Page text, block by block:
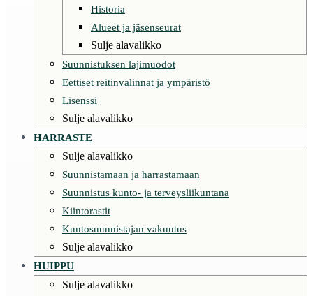
Historia
Alueet ja jäsenseurat
Sulje alavalikko
Suunnistuksen lajimuodot
Eettiset reitinvalinnat ja ympäristö
Lisenssi
Sulje alavalikko
HARRASTE
Sulje alavalikko
Suunnistamaan ja harrastamaan
Suunnistus kunto- ja terveysliikuntana
Kiintorastit
Kuntosuunnistajan vakuutus
Sulje alavalikko
HUIPPU
Sulje alavalikko